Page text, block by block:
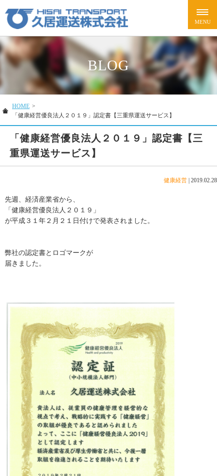
BLOG
HOME >
「健康経営優良法人２０１９」認定書【三重県運送サービス】
「健康経営優良法人２０１９」認定書【三
重県運送サービス】
健康経営 2019.02.28
先週、経済産業省から、
「健康経営優良法人２０１９」
が平成３１年２月２１日付けで発表されました。
弊社の認定書とロゴマークが
届きました。